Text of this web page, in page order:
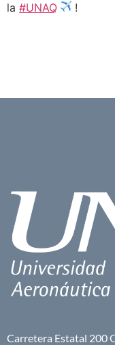
la #UNAQ !
Carretera Estatal 200